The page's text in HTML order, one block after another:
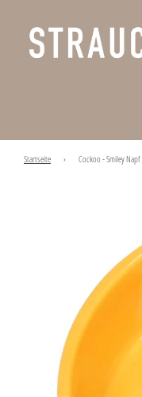
Startseite › Cockoo - Smiley Napf